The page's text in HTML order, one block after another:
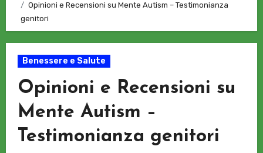
Opinioni e Recensioni su Mente Autism – Testimonianza
genitori
Benessere e Salute
Opinioni e Recensioni su
Mente Autism –
Testimonianza genitori